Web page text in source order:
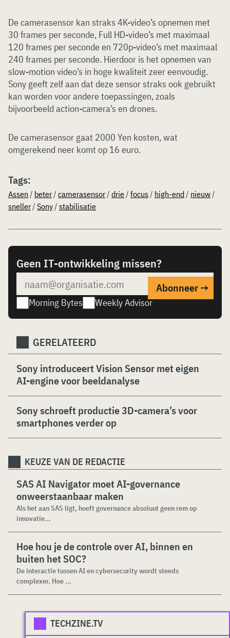
De camerasensor kan straks 4K-video’s opnemen met
30 frames per seconde, Full HD-video’s met maximaal
120 frames per seconde en 720p-video’s met maximaal
240 frames per seconde. Hierdoor is het opnemen van
slow-motion video’s in hoge kwaliteit zeer eenvoudig.
Sony geeft zelf aan dat deze sensor straks ook gebruikt
kan worden voor andere toepassingen, zoals
bijvoorbeeld action-camera’s en drones.
De camerasensor gaat 2000 Yen kosten, wat
omgerekend neer komt op 16 euro.
Tags:
Assen / beter/ camerasensor/ drie/ focus/ high-end/ nieuw/
sneller/ Sony/ stabilisatie
Geen IT-ontwikkeling missen?
Morning Bytes Weekly Advisor
GERELATEERD
Sony introduceert Vision Sensor met eigen
AI-engine voor beeldanalyse
Sony schroeft productie 3D-camera’s voor
smartphones verder op
KEUZE VAN DE REDACTIE
SAS AI Navigator moet AI-governance
onweerstaanbaar maken
Als het aan SAS ligt, hoeft governance absoluut geen rem op
innovatie...
Hoe hou je de controle over AI, binnen en
buiten het SOC?
De interactie tussen AI en cybersecurity wordt steeds
complexer. Hoe ...
TECHZINE.TV